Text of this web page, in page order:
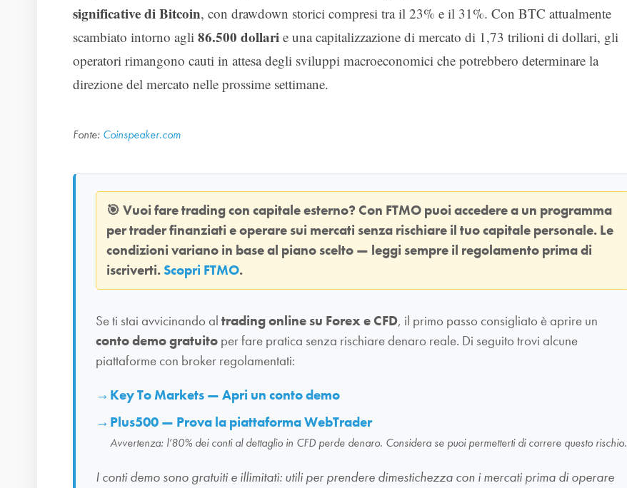
significative di Bitcoin, con drawdown storici compresi tra il 23% e il 31%. Con BTC attualmente
scambiato intorno agli 86.500 dollari e una capitalizzazione di mercato di 1,73 trilioni di dollari, gli
operatori rimangono cauti in attesa degli sviluppi macroeconomici che potrebbero determinare la
direzione del mercato nelle prossime settimane.
Fonte: Coinspeaker.com
🎯 Vuoi fare trading con capitale esterno? Con FTMO puoi accedere a un programma
per trader finanziati e operare sui mercati senza rischiare il tuo capitale personale. Le
condizioni variano in base al piano scelto — leggi sempre il regolamento prima di
iscriverti. Scopri FTMO.
Se ti stai avvicinando al trading online su Forex e CFD, il primo passo consigliato è aprire un
conto demo gratuito per fare pratica senza rischiare denaro reale. Di seguito trovi alcune
piattaforme con broker regolamentati:
Key To Markets — Apri un conto demo
Plus500 — Prova la piattaforma WebTrader
Avvertenza: l’80% dei conti al dettaglio in CFD perde denaro. Considera se puoi permetterti di correre questo rischio.
I conti demo sono gratuiti e illimitati: utili per prendere dimestichezza con i mercati prima di operare